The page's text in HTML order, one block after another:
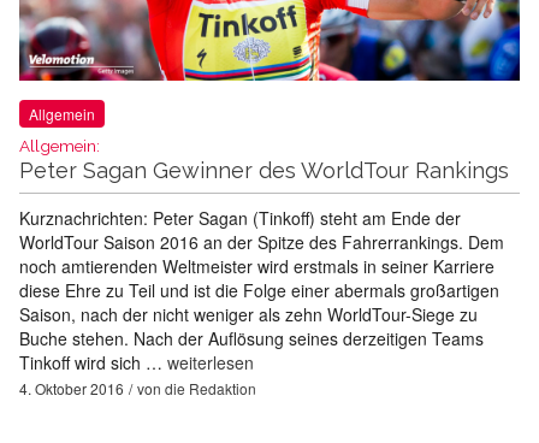
Allgemein
Allgemein:
Peter Sagan Gewinner des WorldTour Rankings
Kurznachrichten: Peter Sagan (Tinkoff) steht am Ende der
WorldTour Saison 2016 an der Spitze des Fahrerrankings. Dem
noch amtierenden Weltmeister wird erstmals in seiner Karriere
diese Ehre zu Teil und ist die Folge einer abermals großartigen
Saison, nach der nicht weniger als zehn WorldTour-Siege zu
Buche stehen. Nach der Auflösung seines derzeitigen Teams
Tinkoff wird sich … weiterlesen
4. Oktober 2016 von die Redaktion